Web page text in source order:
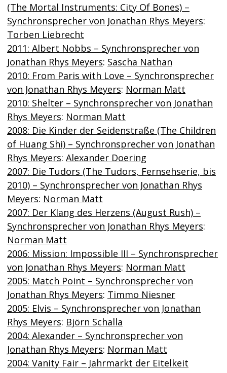
(The Mortal Instruments: City Of Bones) –
Synchronsprecher von Jonathan Rhys Meyers:
Torben Liebrecht
2011: Albert Nobbs – Synchronsprecher von
Jonathan Rhys Meyers: Sascha Nathan
2010: From Paris with Love – Synchronsprecher
von Jonathan Rhys Meyers: Norman Matt
2010: Shelter – Synchronsprecher von Jonathan
Rhys Meyers: Norman Matt
2008: Die Kinder der Seidenstraße (The Children
of Huang Shi) – Synchronsprecher von Jonathan
Rhys Meyers:Alexander Doering
2007: Die Tudors (The Tudors, Fernsehserie, bis
2010) – Synchronsprecher von Jonathan Rhys
Meyers: Norman Matt
2007: Der Klang des Herzens (August Rush) –
Synchronsprecher von Jonathan Rhys Meyers:
Norman Matt
2006: Mission: Impossible III – Synchronsprecher
von Jonathan Rhys Meyers: Norman Matt
2005: Match Point – Synchronsprecher von
Jonathan Rhys Meyers: Timmo Niesner
2005: Elvis – Synchronsprecher von Jonathan
Rhys Meyers: Björn Schalla
2004: Alexander – Synchronsprecher von
Jonathan Rhys Meyers: Norman Matt
2004: Vanity Fair – Jahrmarkt der Eitelkeit